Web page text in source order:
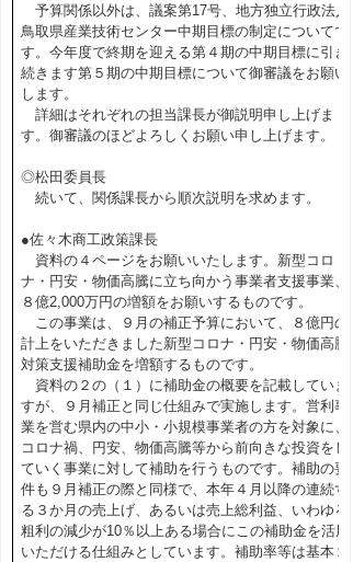
予算関係以外は、議案第17号、地方独立行政法人
鳥取県産業技術センター中期目標の制定についてで
す。今年度で終期を迎える第４期の中期目標に引き
続きます第５期の中期目標について御審議をお願い
します。
詳細はそれぞれの担当課長が御説明申し上げま
す。御審議のほどよろしくお願い申し上げます。
◎松田委員長
続いて、関係課長から順次説明を求めます。
●佐々木商工政策課長
資料の４ページをお願いいたします。新型コロ
ナ・円安・物価高騰に立ち向かう事業者支援事業、
８億2,000万円の増額をお願いするものです。
この事業は、９月の補正予算において、８億円の
計上をいただきました新型コロナ・円安・物価高騰
対策支援補助金を増額するものです。
資料の２の（１）に補助金の概要を記載していま
すが、９月補正と同じ仕組みで実施します。営利事
業を営む県内の中小・小規模事業者の方を対象に、
コロナ禍、円安、物価高騰等から前向きな投資をし
ていく事業に対して補助を行うものです。補助の要
件も９月補正の際と同様で、本年４月以降の連続す
る３か月の売上げ、あるいは売上総利益、いわゆる
粗利の減少が10％以上ある場合にこの補助金を活用
いただける仕組みとしています。補助率等は基本２